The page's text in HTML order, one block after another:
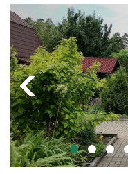
Previous